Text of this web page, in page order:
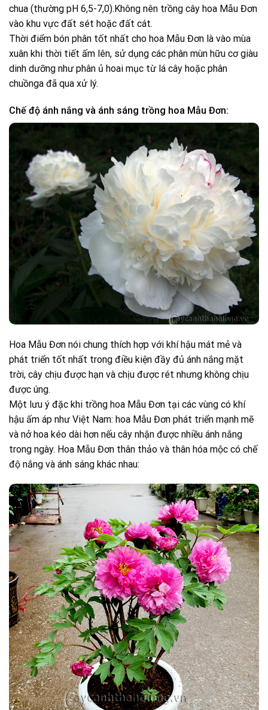
chua (thường pH 6,5-7,0).Không nên trồng cây hoa Mẫu Đơn
vào khu vực đất sét hoặc đất cát.
Thời điểm bón phân tốt nhất cho hoa Mẫu Đơn là vào mùa
xuân khi thời tiết ấm lên, sử dụng các phân mùn hữu cơ giàu
dinh dưỡng như phân ủ hoai mục từ lá cây hoặc phân
chuồnga đã qua xử lý.
Chế độ ánh nắng và ánh sáng trồng hoa Mẫu Đơn:
Hoa Mẫu Đơn nói chung thích hợp với khí hậu mát mẻ và
phát triển tốt nhất trong điều kiện đầy đủ ánh nắng mặt
trời, cây chịu được hạn và chịu được rét nhưng không chịu
được úng.
Một lưu ý đặc khi trồng hoa Mẫu Đơn tại các vùng có khí
hậu ấm áp như Việt Nam: hoa Mẫu Đơn phát triển mạnh mẽ
và nở hoa kéo dài hơn nếu cây nhận được nhiều ánh nắng
trong ngày. Hoa Mẫu Đơn thân thảo và thân hóa mộc có chế
độ nắng và ánh sáng khác nhau: